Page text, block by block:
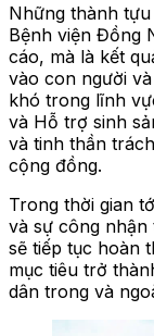
Những thành
Bệnh viện Đồng
cáo, mà là kết
vào con người
khó trong lĩnh
và Hỗ trợ sinh
và tinh thần
cộng đồng.
Trong thời gian
và sự công nhận
sẽ tiếp tục hoàn
mục tiêu trở
dân trong và